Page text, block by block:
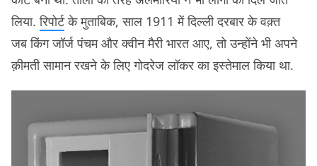
लिया.रिपोर्टके मुताबिक, साल 1911 में दिल्ली दरबार के वक़्त
जब किंग जॉर्ज पंचम और क्वीन मैरी भारत आए, तो उन्होंने भी अपने
क़ीमती सामान रखने के लिए गोदरेज लॉकर का इस्तेमाल किया था.